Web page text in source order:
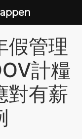
假管理
計糧
對有薪